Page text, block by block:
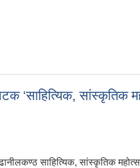
‘साहित्यिक,
साहित्यिक, सांस्कृतिक